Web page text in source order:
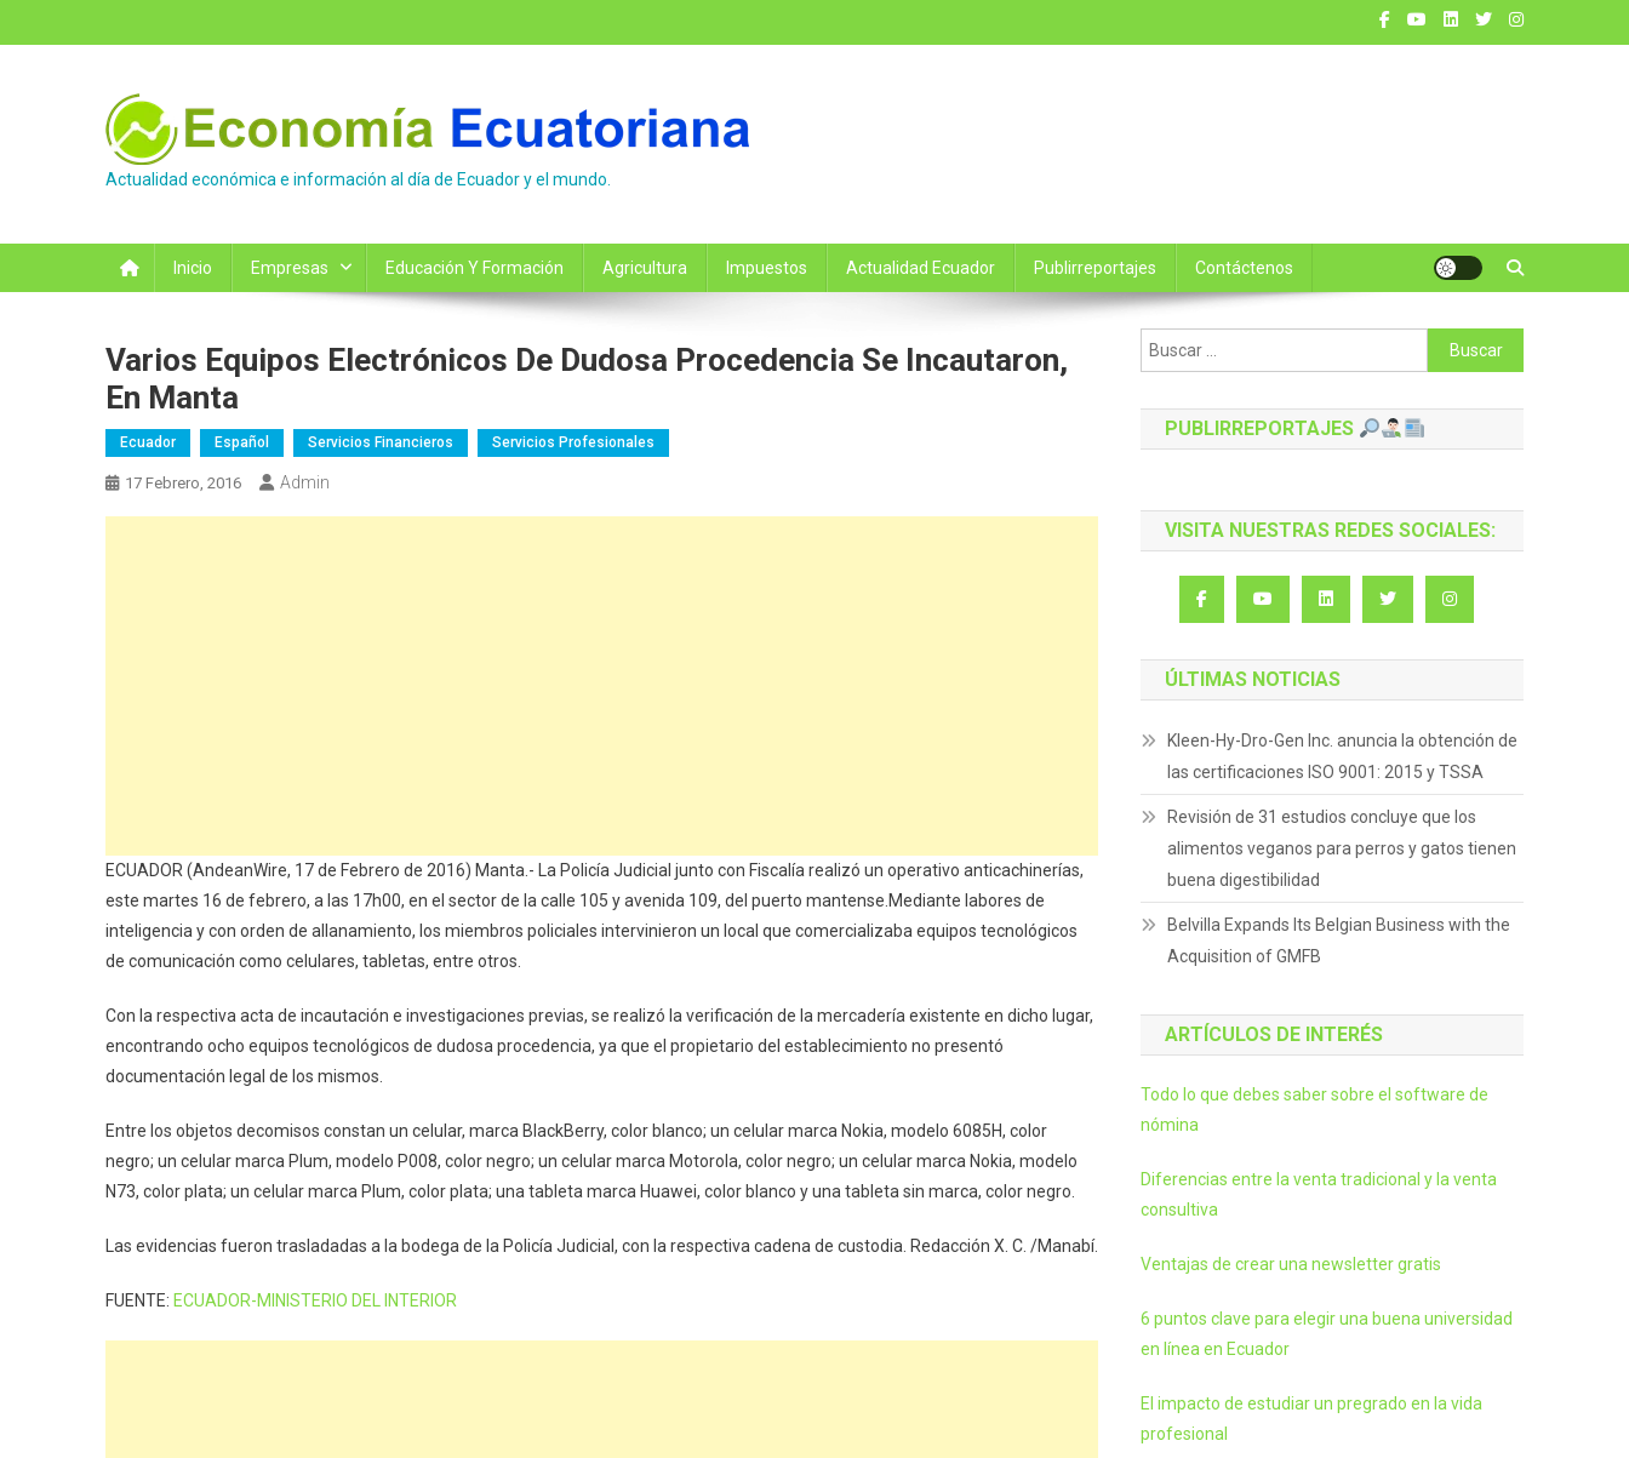
al
Actualidad económica e información al día de Ecuador y el mundo.
Inicio Empresas Educación Y Formación Agricultura Impuestos Actualidad Ecuador Publirreportajes Contáctenos
Varios Equipos Electrónicos De Dudosa Procedencia Se Incautaron,
En Manta
Ecuador Español Servicios Financieros Servicios Profesionales
17 Febrero, 2016 Admin
ECUADOR (AndeanWire, 17 de Febrero de 2016) Manta.- La Policía Judicial junto con Fiscalía realizó un operativo anticachinerías,
este martes 16 de febrero, a las 17h00, en el sector de la calle 105 y avenida 109, del puerto mantense.Mediante labores de
inteligencia y con orden de allanamiento, los miembros policiales intervinieron un local que comercializaba equipos tecnológicos
de comunicación como celulares, tabletas, entre otros.
Con la respectiva acta de incautación e investigaciones previas, se realizó la verificación de la mercadería existente en dicho lugar,
encontrando ocho equipos tecnológicos de dudosa procedencia, ya que el propietario del establecimiento no presentó
documentación legal de los mismos.
Entre los objetos decomisos constan un celular, marca BlackBerry, color blanco; un celular marca Nokia, modelo 6085H, color
negro; un celular marca Plum, modelo P008, color negro; un celular marca Motorola, color negro; un celular marca Nokia, modelo
N73, color plata; un celular marca Plum, color plata; una tableta marca Huawei, color blanco y una tableta sin marca, color negro.
Las evidencias fueron trasladadas a la bodega de la Policía Judicial, con la respectiva cadena de custodia. Redacción X. C. /Manabí.
FUENTE: ECUADOR-MINISTERIO DEL INTERIOR
Buscar:
PUBLIRREPORTAJES
VISITA NUESTRAS REDES SOCIALES:
ÚLTIMAS NOTICIAS
Kleen-Hy-Dro-Gen Inc. anuncia la obtención de
las certificaciones ISO 9001: 2015 y TSSA
Revisión de 31 estudios concluye que los
alimentos veganos para perros y gatos tienen
buena digestibilidad
Belvilla Expands Its Belgian Business with the
Acquisition of GMFB
ARTÍCULOS DE INTERÉS
Todo lo que debes saber sobre el software de
nómina
Diferencias entre la venta tradicional y la venta
consultiva
Ventajas de crear una newsletter gratis
6 puntos clave para elegir una buena universidad
en línea en Ecuador
El impacto de estudiar un pregrado en la vida
profesional